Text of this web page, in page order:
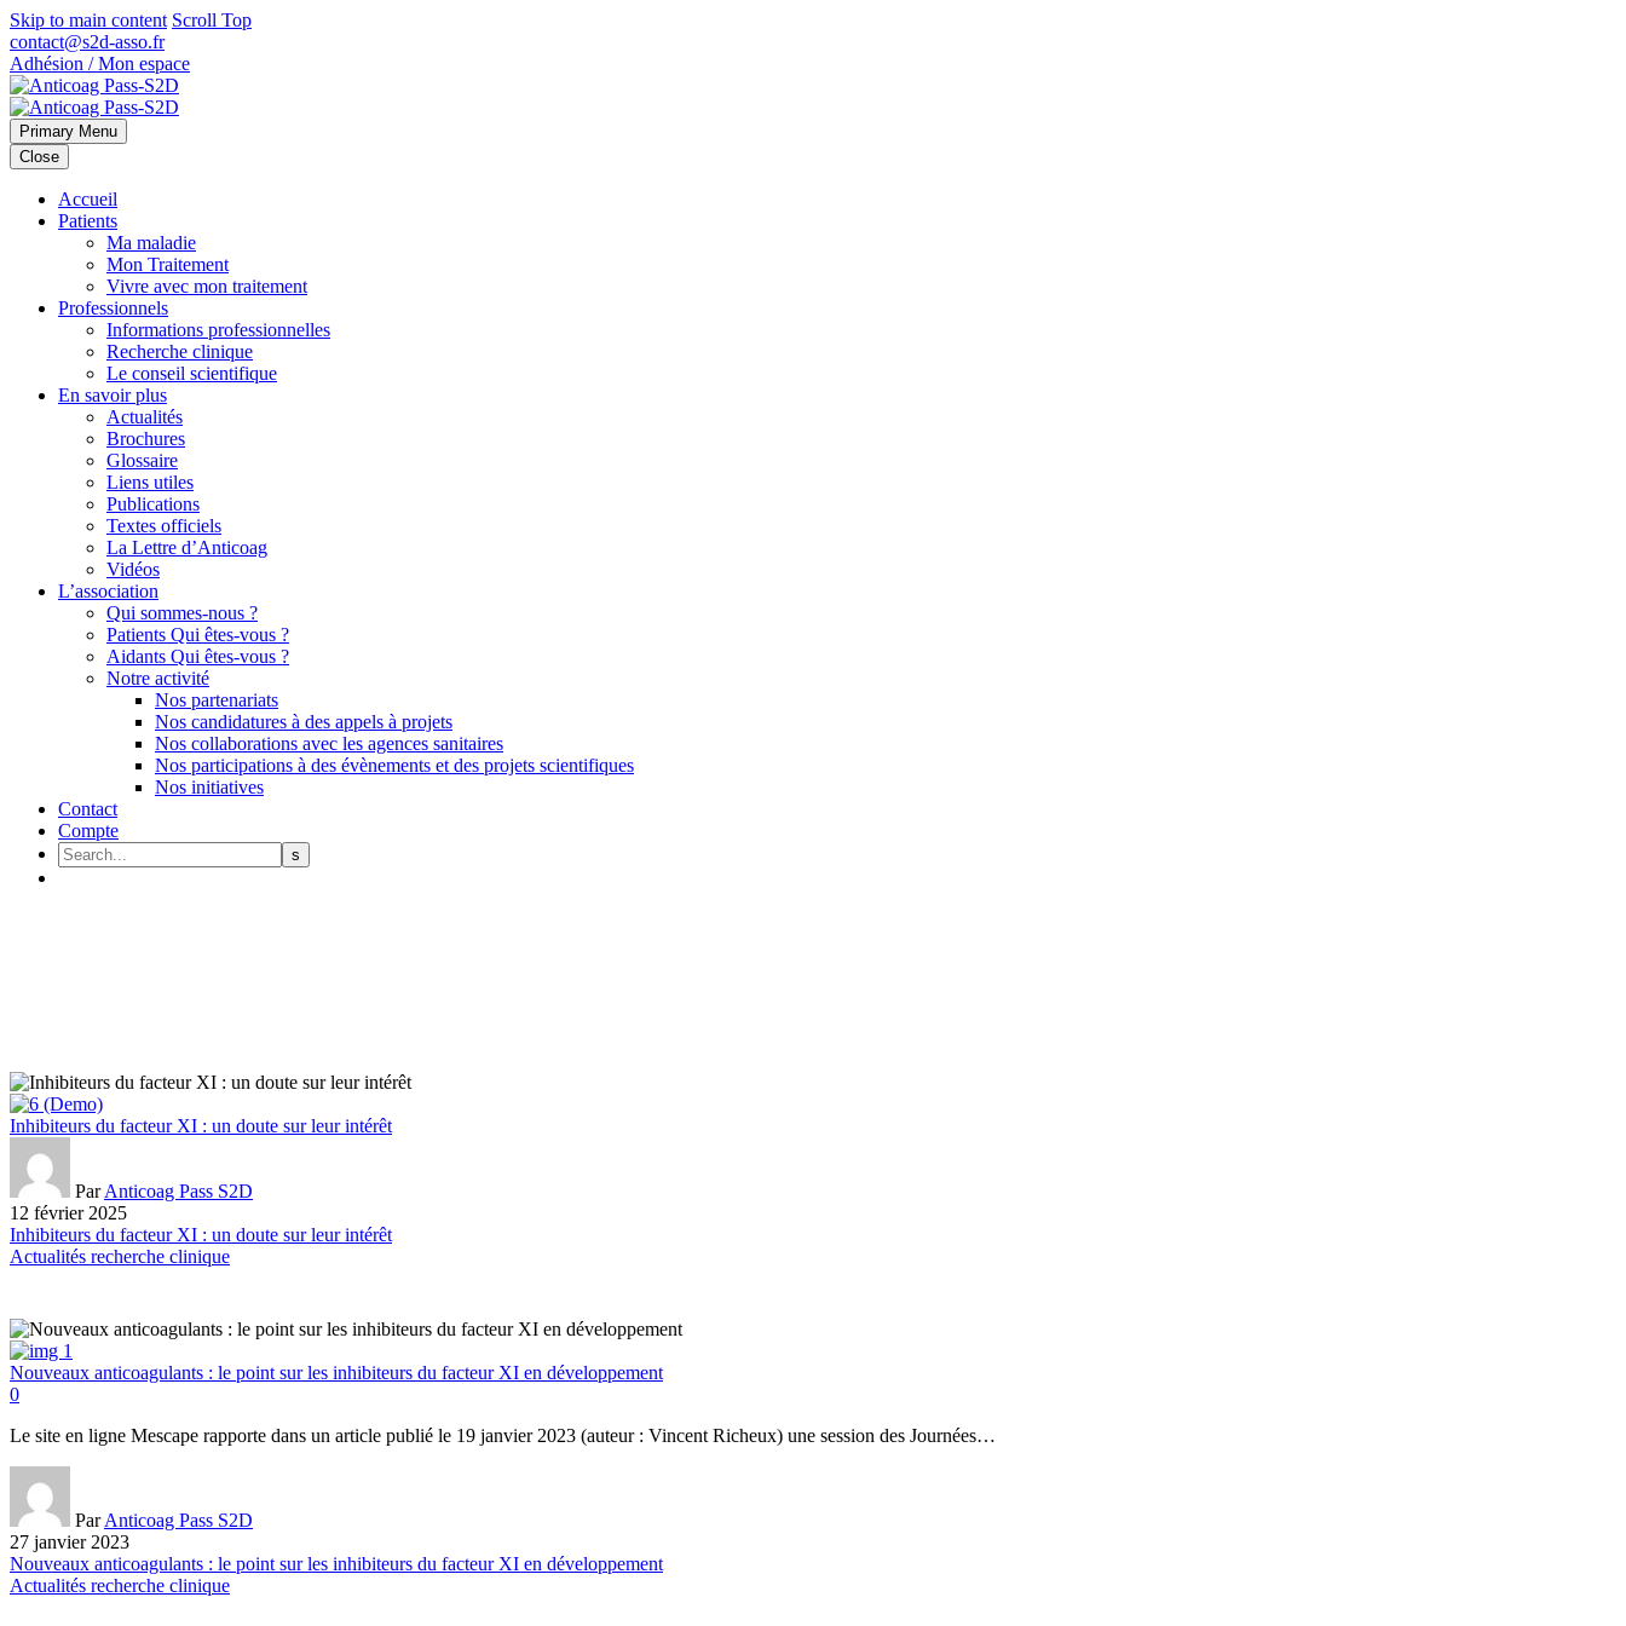
Skip to main content Scroll Top
contact@s2d-asso.fr
Adhésion / Mon espace
Primary Menu
Close
Accueil
Patients
Ma maladie
Mon Traitement
Vivre avec mon traitement
Professionnels
Informations professionnelles
Recherche clinique
Le conseil scientifique
En savoir plus
Actualités
Brochures
Glossaire
Liens utiles
Publications
Textes officiels
La Lettre d’Anticoag
Vidéos
L’association
Qui sommes-nous ?
Patients Qui êtes-vous ?
Aidants Qui êtes-vous ?
Notre activité
Nos partenariats
Nos candidatures à des appels à projets
Nos collaborations avec les agences sanitaires
Nos participations à des évènements et des projets scientifiques
Nos initiatives
Contact
Compte
Inhibiteurs du facteur XI : un doute sur leur intérêt
ParAnticoag Pass S2D
12 février 2025
Inhibiteurs du facteur XI : un doute sur leur intérêt
Actualités recherche clinique
Nouveaux anticoagulants : le point sur les inhibiteurs du facteur XI en développement
0
Le site en ligne Mescape rapporte dans un article publié le 19 janvier 2023 (auteur : Vincent Richeux) une session des Journées…
ParAnticoag Pass S2D
27 janvier 2023
Nouveaux anticoagulants : le point sur les inhibiteurs du facteur XI en développement
Actualités recherche clinique